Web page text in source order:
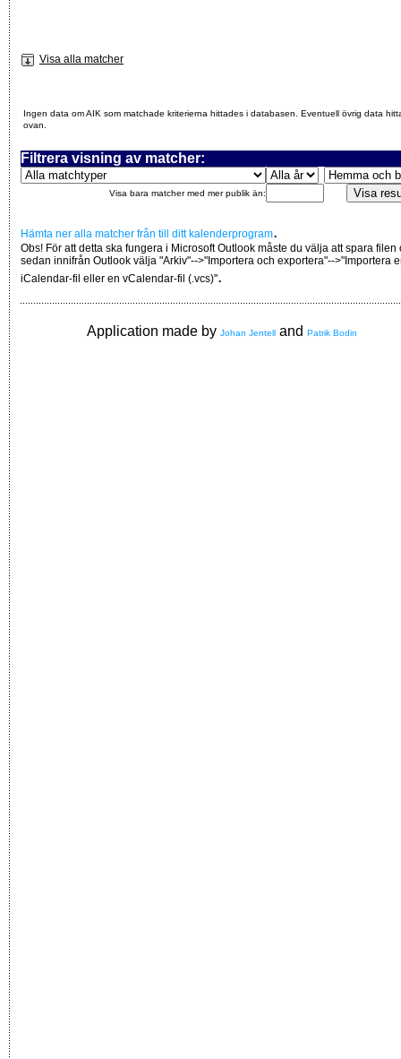
Visa alla matcher
Ingen data om AIK som matchade kriterierna hittades i databasen. Eventuell övrig data
ovan.
Filtrera visning av matcher:
Visa bara matcher med mer publik än:
Hämta ner alla matcher från till ditt kalenderprogram.
Obs! För att detta ska fungera i Microsoft Outlook måste du välja att spara filen
sedan innifrån Outlook välja "Arkiv"-->"Importera och exportera"-->"Importera
iCalendar-fil eller en vCalendar-fil (.vcs)".
Application made by Johan Jentell and Patrik Bodin